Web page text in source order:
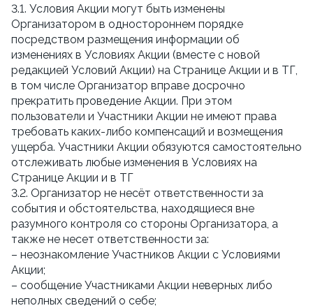
3.1. Условия Акции могут быть изменены
Организатором в одностороннем порядке
посредством размещения информации об
изменениях в Условиях Акции (вместе с новой
редакцией Условий Акции) на Странице Акции и в ТГ,
в том числе Организатор вправе досрочно
прекратить проведение Акции. При этом
пользователи и Участники Акции не имеют права
требовать каких-либо компенсаций и возмещения
ущерба. Участники Акции обязуются самостоятельно
отслеживать любые изменения в Условиях на
Странице Акции и в ТГ
3.2. Организатор не несёт ответственности за
события и обстоятельства, находящиеся вне
разумного контроля со стороны Организатора, а
также не несет ответственности за:
– неознакомление Участников Акции с Условиями
Акции;
– сообщение Участниками Акции неверных либо
неполных сведений о себе;